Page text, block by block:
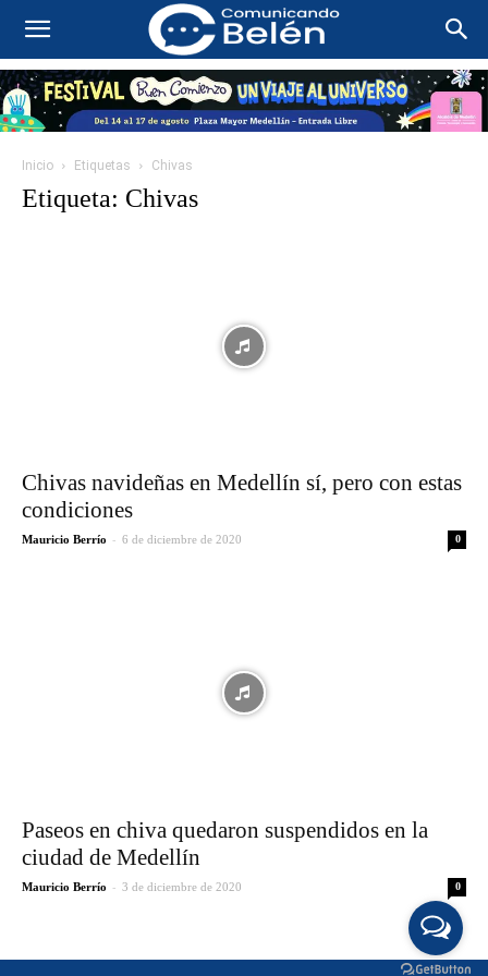
Inicio Etiquetas Chivas
Etiqueta: Chivas
Chivas navideñas en Medellín sí, pero con estas
condiciones
Mauricio Berrío - 6 de diciembre de 2020 0
Paseos en chiva quedaron suspendidos en la
ciudad de Medellín
Mauricio Berrío - 3 de diciembre de 2020 0